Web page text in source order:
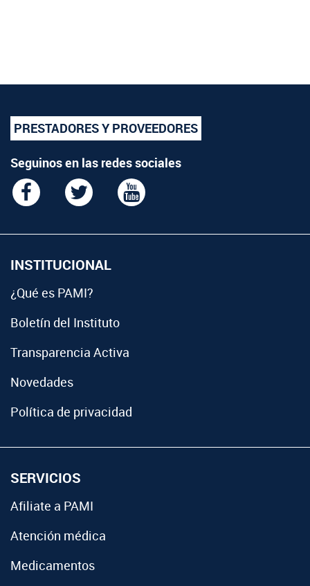
PRESTADORES Y PROVEEDORES
Seguinos en las redes sociales
INSTITUCIONAL
¿Qué es PAMI?
Boletín del Instituto
Transparencia Activa
Novedades
Política de privacidad
SERVICIOS
Afiliate a PAMI
Atención médica
Medicamentos